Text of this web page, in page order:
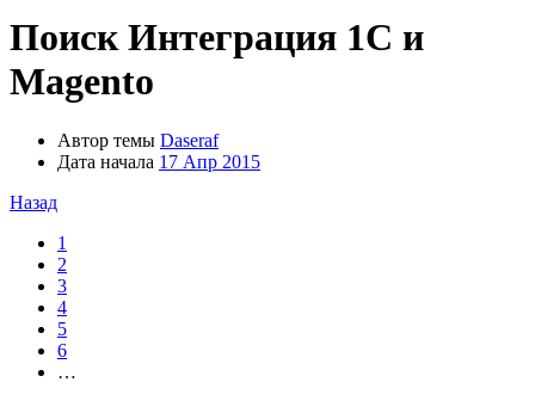
Поиск Интеграция 1С и
Magento
Автор темы Daseraf
Дата начала 17 Апр 2015
Назад
1
2
3
4
5
6
…